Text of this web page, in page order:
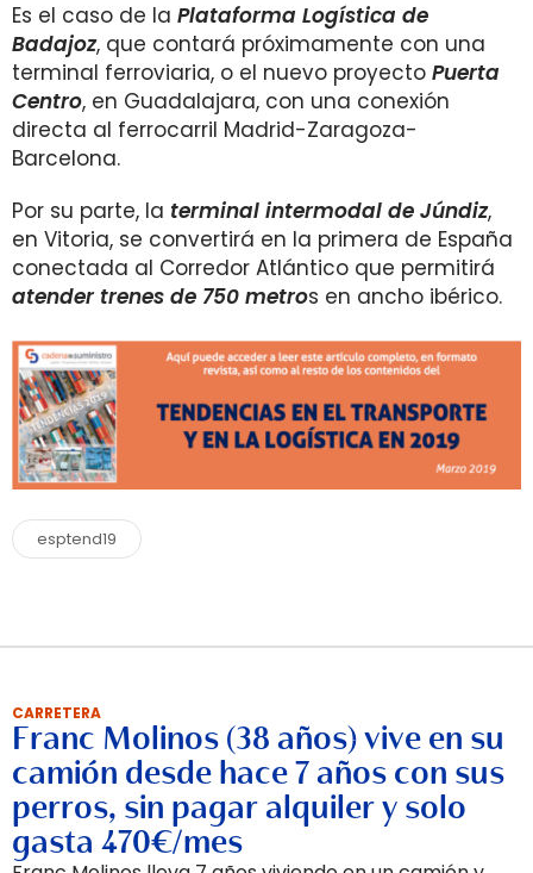
Es el caso de la Plataforma Logística de
Badajoz, que contará próximamente con una
terminal ferroviaria, o el nuevo proyecto Puerta
Centro, en Guadalajara, con una conexión
directa al ferrocarril Madrid-Zaragoza-
Barcelona.
Por su parte, la terminal intermodal de Júndiz,
en Vitoria, se convertirá en la primera de España
conectada al Corredor Atlántico que permitirá
atender trenes de 750 metros en ancho ibérico.
esptend19
CARRETERA
Franc Molinos (38 años) vive en su
camión desde hace 7 años con sus
perros, sin pagar alquiler y solo
gasta 470€/mes